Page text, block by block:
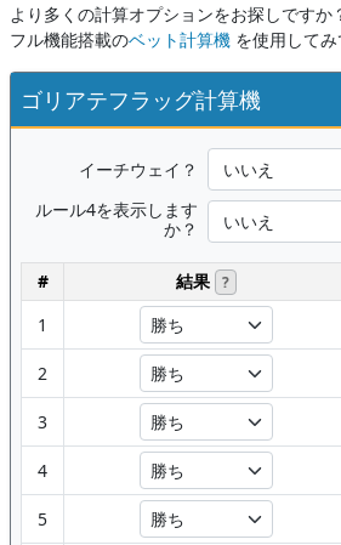
より多くの計算オプションをお探しです
フル機能搭載のベット計算機 を使用してみ
ゴリアテフラッグ計算機
イーチウェイ？
ルール4を表示します
か？
# 結果 ?
1
2
3
4
5